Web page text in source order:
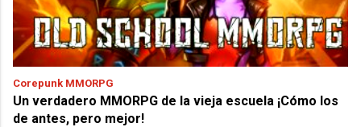
Corepunk MMORPG
Un verdadero MMORPG de la vieja escuela ¡Cómo los
de antes, pero mejor!